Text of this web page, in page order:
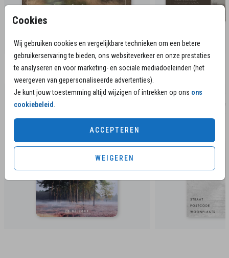
Cookies
Wij gebruiken cookies en vergelijkbare technieken om een betere
gebruikerservaring te bieden, ons websiteverkeer en onze prestaties
te analyseren en voor marketing- en sociale mediadoeleinden (het
weergeven van gepersonaliseerde advertenties).
Je kunt jouw toestemming altijd wijzigen of intrekken op ons ons
cookiebeleid.
ACCEPTEREN
WEIGEREN
Bijpassende communicatie en
herinneringsproducten